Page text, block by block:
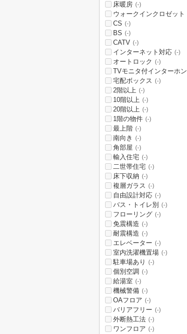
床暖房 (-)
ウォークインクロゼット
CS (-)
BS (-)
CATV (-)
インターネット対応 (-)
オートロック (-)
TVモニタ付インターホン
宅配ボックス (-)
2階以上 (-)
10階以上 (-)
20階以上 (-)
1階の物件 (-)
最上階 (-)
南向き (-)
角部屋 (-)
輸入住宅 (-)
二世帯住宅 (-)
床下収納 (-)
複層ガラス (-)
自由設計対応 (-)
バス・トイレ別 (-)
フローリング (-)
免震構造 (-)
耐震構造 (-)
エレベーター (-)
室内洗濯機置場 (-)
駐車場あり (-)
個別空調 (-)
給湯室 (-)
機械警備 (-)
OAフロア (-)
バリアフリー (-)
外断熱工法 (-)
ワンフロア (-)